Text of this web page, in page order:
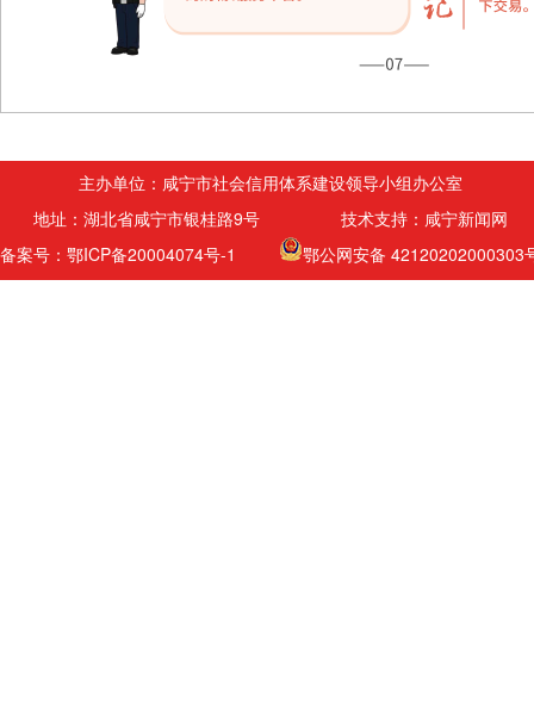
主办单位：咸宁市社会信用体系建设领导小组办公室
地址：湖北省咸宁市银桂路9号 技术支持：咸宁新闻网
备案号：鄂ICP备20004074号-1
鄂公网安备 42120202000303